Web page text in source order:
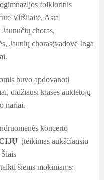
folklorinis
Viršilaitė, Asta
choras,
Jaunių choras(vadovė Inga
buvo apdovanoti
didžiausi klasės auklėtojų
nariai.
koncerto
įteikimas aukščiausių
šiems mokiniams: